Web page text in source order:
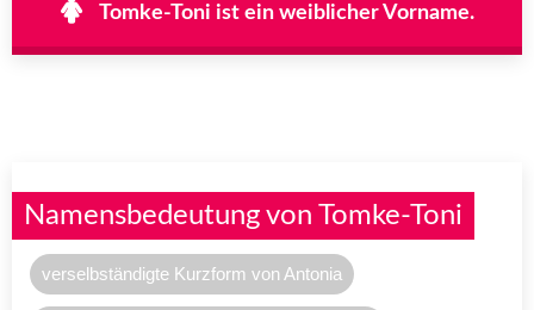
Tomke-Toni ist ein weiblicher Vorname.
Namensbedeutung von Tomke-Toni
verselbständigte Kurzform von Antonia